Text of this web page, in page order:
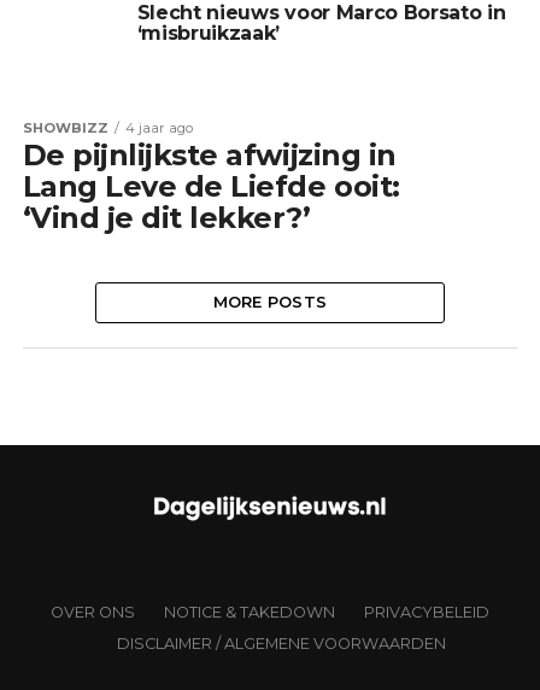
Slecht nieuws voor Marco Borsato in
‘misbruikzaak’
SHOWBIZZ 4 jaar ago
De pijnlijkste afwijzing in
Lang Leve de Liefde ooit:
‘Vind je dit lekker?’
MORE POSTS
OVER ONS NOTICE & TAKEDOWN
PRIVACYBELEID
DISCLAIMER / ALGEMENE VOORWAARDEN